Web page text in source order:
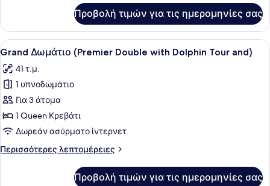
and
Shuttle)
Δωμάτιο
(Double
with
Tour
and
Shuttle)
Προβολή τιμών για τις ημερομηνίες σας
Προβολή
όλων
των
φωτογραφιών
για
Grand
Δωμάτιο
(Premier
Double
Ένα κρεβάτι με λευκά σεντόνια
7
Grand Δωμάτιο (Premier Double with Dolphin Tour and)
41 τ.μ.
1 υπνοδωμάτιο
Για 3 άτομα
1 Queen Κρεβάτι
Δωρεάν ασύρματο ίντερνετ
Περισσότερες λεπτομέρειες
Περισσότερες
Προβολή τιμών για τις ημερομηνίες σας